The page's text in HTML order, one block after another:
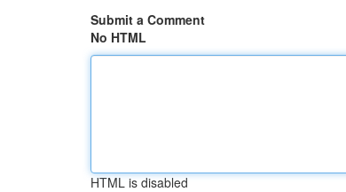
Submit a Comment
No HTML
HTML is disabled